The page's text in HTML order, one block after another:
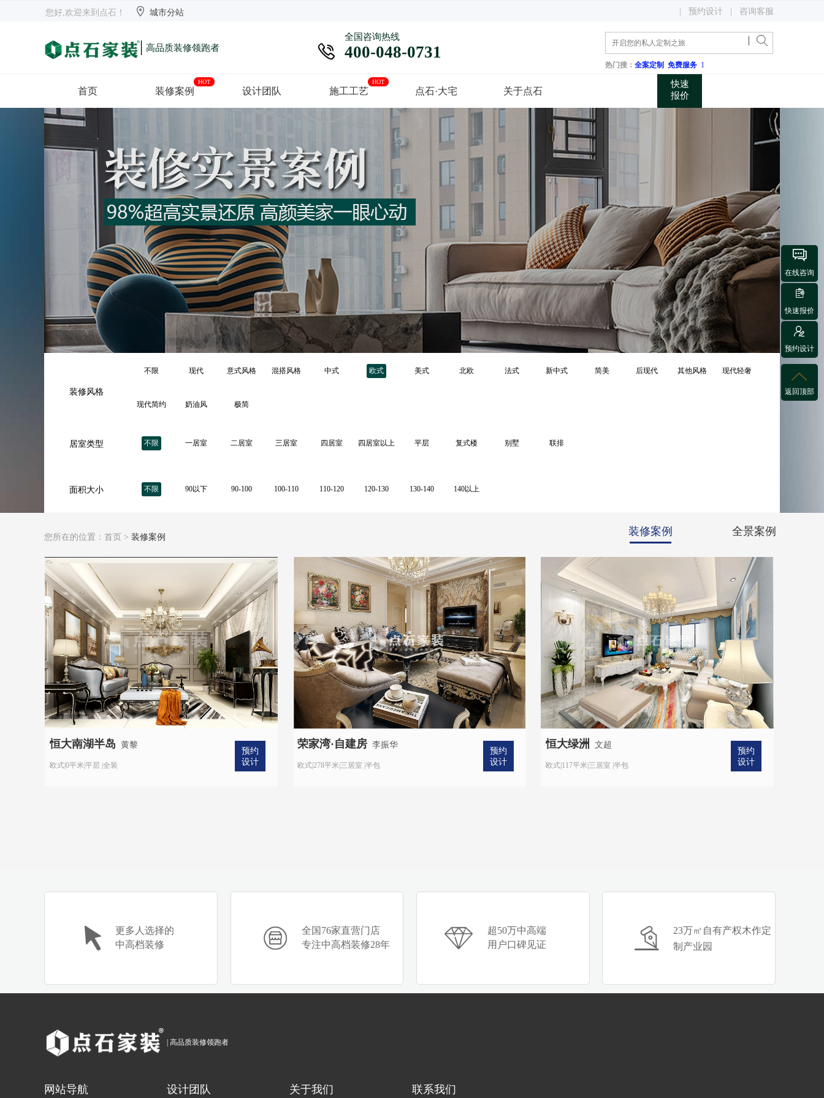
欢迎来到点石  长沙 【切换】 咨询电话 400 048 0731
您好,欢迎来到点石！  城市分站 预约设计 咨询客服
| 高品质装修领跑者 
全国咨询热线
400-048-0731
热门搜： 全案定制 免费服务 1
首页 装修案例
HOT
设计团队 施工工艺
HOT
点石·大宅 关于点石
快速
报价

在线咨询

快速报价

预约设计

返回顶部
装修风格
不限 现代 意式风格 混搭风格 中式 欧式 美式 北欧 法式 新中式 简美 后现代 其他风格 现代轻奢
现代简约 奶油风 极简
居室类型 不限 一居室 二居室 三居室 四居室 四居室以上 平层 复式楼 别墅 联排
面积大小 不限 90以下 90-100 100-110 110-120 120-130 130-140 140以上
您所在的位置： 首页 > 装修案例 装修案例 全景案例
预约
设计
恒大南湖半岛 黄黎
欧式|0平米|平层 |全装
预约
设计
荣家湾·自建房 李振华
欧式|278平米|三居室 |半包
预约
设计
恒大绿洲 文超
欧式|117平米|三居室 |半包
更多人选择的
中高档装修
全国76家直营门店
专注中高档装修28年
超50万中高端
用户口碑见证
23万㎡自有产权木作定
制产业园
| 高品质装修领跑者
网站导航 设计团队 关于我们 联系我们